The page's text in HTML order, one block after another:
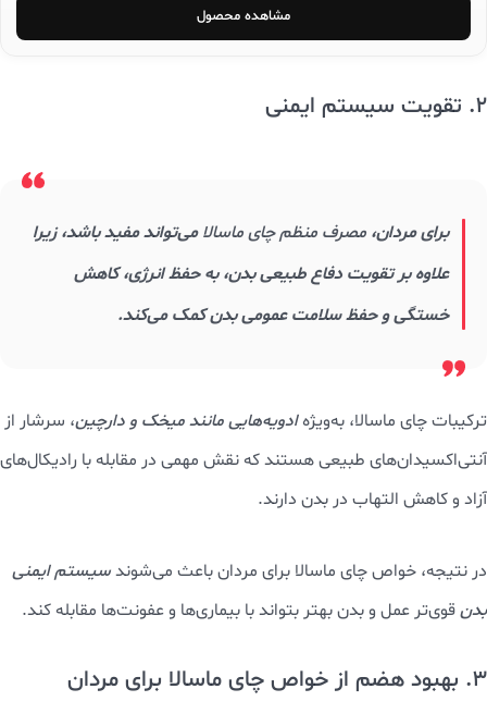
مشاهده محصول
2. تقویت سیستم ایمنی
برای مردان، مصرف منظم چای ماسالامی‌تواند مفید باشد، زیرا
علاوه بر تقویت دفاع طبیعی بدن، به حفظ انرژی، کاهش
خستگی و حفظ سلامت عمومی بدن کمک می‌کند.
ترکیبات چای ماسالا، به‌ویژهادویه‌هایی مانند میخک و دارچین، سرشار از
آنتی‌اکسیدان‌های طبیعی هستند که نقش مهمی در مقابله با رادیکال‌های
آزاد و کاهش التهاب در بدن دارند.
در نتیجه، خواص چای ماسالا برای مردان باعث می‌شوندسیستم ایمنی
بدنقوی‌تر عمل و بدن بهتر بتواند با بیماری‌ها و عفونت‌ها مقابله کند.
3. بهبود هضم از خواص چای ماسالا برای مردان